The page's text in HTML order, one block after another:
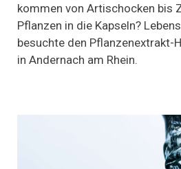
kommen von Artischocken bis
Pflanzen in die Kapseln?
besuchte den Pflanzenextrakt-
in Andernach am Rhein.